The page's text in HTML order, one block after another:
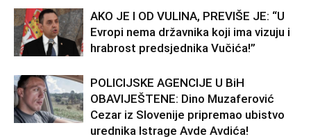
AKO JE I OD VULINA, PREVIŠE JE: “U
Evropi nema državnika koji ima vizuju i
hrabrost predsjednika Vučića!”
POLICIJSKE AGENCIJE U BiH
OBAVIJEŠTENE: Dino Muzaferović
Cezar iz Slovenije pripremao ubistvo
urednika Istrage Avde Avdića!